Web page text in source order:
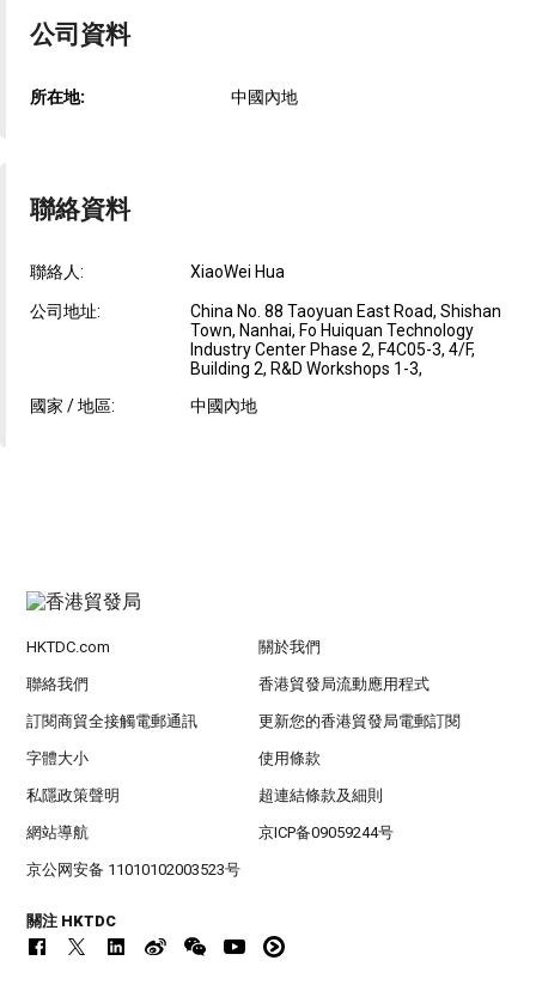
公司資料
所在地: 中國內地
聯絡資料
聯絡人: XiaoWei Hua
公司地址:
China No. 88 Taoyuan East Road, Shishan
Town, Nanhai, Fo Huiquan Technology
Industry Center Phase 2, F4C05-3, 4/F,
Building 2, R&D Workshops 1-3,
國家 / 地區:
中國內地
HKTDC.com 關於我們
聯絡我們 香港貿發局流動應用程式
訂閱商貿全接觸電郵通訊 更新您的香港貿發局電郵訂閱
字體大小 使用條款
私隱政策聲明 超連結條款及細則
網站導航 京ICP备09059244号
京公网安备 11010102003523号
關注 HKTDC